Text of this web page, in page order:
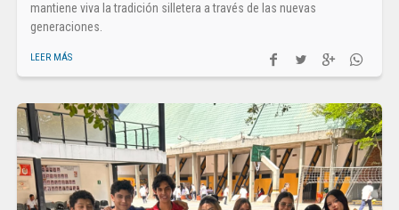
mantiene viva la tradición silletera a través de las nuevas
generaciones.
LEER MÁS